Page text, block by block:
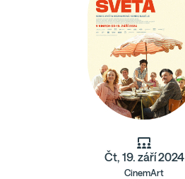
Čt, 19. září 2024
CinemArt